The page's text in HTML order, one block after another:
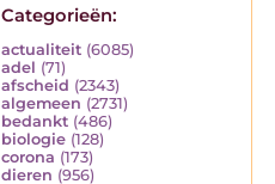
Categorieën:
actualiteit (6085)
adel (71)
afscheid (2343)
algemeen (2731)
bedankt (486)
biologie (128)
corona (173)
dieren (956)